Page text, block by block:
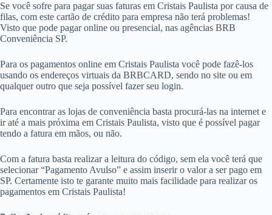
Se você sofre para pagar suas faturas em Cristais Paulista por causa de
filas, com este cartão de crédito para empresa não terá problemas!
Visto que pode pagar online ou presencial, nas agências BRB
Conveniência SP.
Para os pagamentos online em Cristais Paulista você pode fazê-los
usando os endereços virtuais da BRBCARD, sendo no site ou em
qualquer outro que seja possível fazer seu login.
Para encontrar as lojas de conveniência basta procurá-las na internet e
ir até a mais próxima em Cristais Paulista, visto que é possível pagar
tendo a fatura em mãos, ou não.
Com a fatura basta realizar a leitura do código, sem ela você terá que
selecionar “Pagamento Avulso” e assim inserir o valor a ser pago em
SP. Certamente isto te garante muito mais facilidade para realizar os
pagamentos em Cristais Paulista!